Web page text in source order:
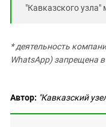
"Кавказского
* деятельность
WhatsApp) запрещена
Автор: "Кавказский